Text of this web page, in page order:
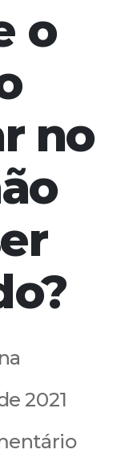
o
no
2021
em